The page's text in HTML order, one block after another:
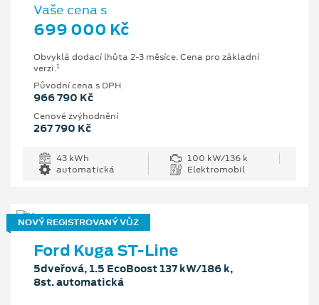
Vaše cena s
699 000 Kč
Obvyklá dodací lhůta 2-3 měsíce. Cena pro základní
verzi.1
Původní cena s DPH
966 790 Kč
Cenové zvýhodnění
267 790 Kč
43 kWh
100 kW/136 k
automatická
Elektromobil
NOVÝ REGISTROVANÝ VŮZ
Ford Kuga ST-Line
5dveřová, 1.5 EcoBoost 137 kW/186 k,
8st. automatická